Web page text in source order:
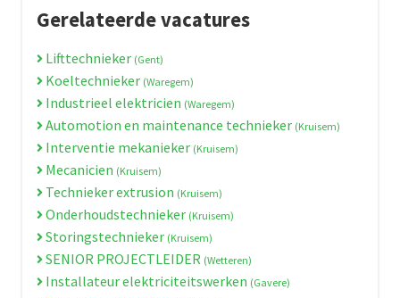
Gerelateerde vacatures
Lifttechnieker (Gent)
Koeltechnieker (Waregem)
Industrieel elektricien (Waregem)
Automotion en maintenance technieker (Kruisem)
Interventie mekanieker (Kruisem)
Mecanicien (Kruisem)
Technieker extrusion (Kruisem)
Onderhoudstechnieker (Kruisem)
Storingstechnieker (Kruisem)
SENIOR PROJECTLEIDER (Wetteren)
Installateur elektriciteitswerken (Gavere)